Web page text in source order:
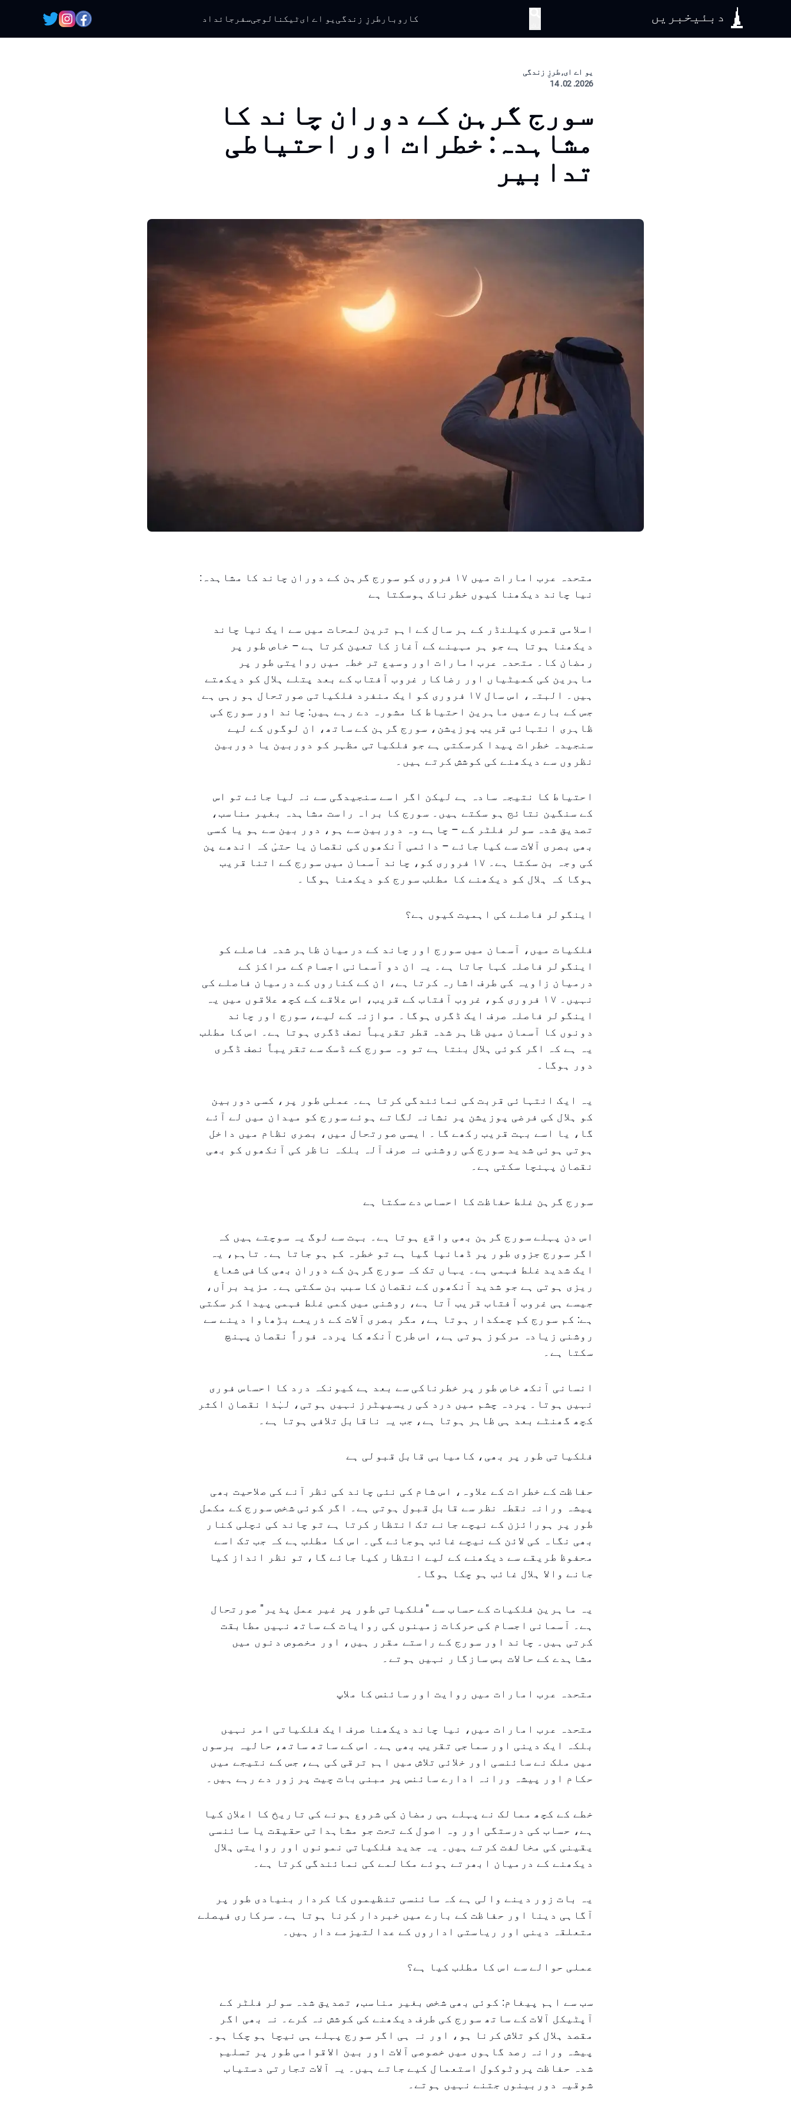
دبئیخبریں کاروبار طرزِ زندگی یو اے ایٹیکنالوجیسفر جائداد
یو اے ای, طرزِ زندگی
2026. 02. 14
سورج گرہن کے دوران چاند کا
مشاہدہ: خطرات اور احتیاطی
تدابیر
متحدہ عرب امارات میں ۱۷ فروری کو سورج گرہن کے دوران چاند کا مشاہدہ:
نیا چاند دیکھنا کیوں خطرناک ہوسکتا ہے
اسلامی قمری کیلنڈر کے ہر سال کے اہم ترین لمحات میں سے ایک نیا چاند
دیکھنا ہوتا ہے جو ہر مہینے کے آغاز کا تعین کرتا ہے – خاص طور پر
رمضان کا۔ متحدہ عرب امارات اور وسیع تر خطہ میں روایتی طور پر
ماہرین کی کمیٹیاں اور رضاکار غروب آفتاب کے بعد پتلے ہلال کو دیکھتے
ہیں۔ البتہ، اس سال ۱۷ فروری کو ایک منفرد فلکیاتی صورتحال ہو رہی ہے
جس کے بارے میں ماہرین احتیاط کا مشورہ دے رہے ہیں: چاند اور سورج کی
ظاہری انتہائی قریب پوزیشن، سورج گرہن کے ساتھ، ان لوگوں کے لیے
سنجیدہ خطرات پیدا کرسکتی ہے جو فلکیاتی مظہر کو دوربین یا دوربین
نظروں سے دیکھنے کی کوشش کرتے ہیں۔
احتیاط کا نتیجہ سادہ ہے لیکن اگر اسے سنجیدگی سے نہ لیا جائے تو اس
کے سنگین نتائج ہو سکتے ہیں۔ سورج کا براہ راست مشاہدہ بغیر مناسب،
تصدیق شدہ سولر فلٹر کے – چاہے وہ دوربین سے ہو، دور بین سے ہو یا کسی
بھی بصری آلات سے کیا جائے – دائمی آنکھوں کی نقصان یا حتیٰ کہ اندھے پن
کی وجہ بن سکتا ہے۔ ۱۷ فروری کو، چاند آسمان میں سورج کے اتنا قریب
ہوگا کہ ہلال کو دیکھنے کا مطلب سورج کو دیکھنا ہوگا۔
اینگولر فاصلے کی اہمیت کیوں ہے؟
فلکیات میں، آسمان میں سورج اور چاند کے درمیان ظاہر شدہ فاصلے کو
اینگولر فاصلہ کہا جاتا ہے۔ یہ ان دو آسمانی اجسام کے مراکز کے
درمیان زاویہ کی طرف اشارہ کرتا ہے، ان کے کناروں کے درمیان فاصلے کی
نہیں۔ ۱۷ فروری کو، غروب آفتاب کے قریب، اس علاقے کے کچھ علاقوں میں یہ
اینگولر فاصلہ صرف ایک ڈگری ہوگا۔ موازنہ کے لیے، سورج اور چاند
دونوں کا آسمان میں ظاہر شدہ قطر تقریباً نصف ڈگری ہوتا ہے۔ اس کا مطلب
یہ ہے کہ اگر کوئی ہلال بنتا ہے تو وہ سورج کے ڈسک سے تقریباً نصف ڈگری
دور ہوگا۔
یہ ایک انتہائی قربت کی نمائندگی کرتا ہے۔ عملی طور پر، کسی دوربین
کو ہلال کی فرضی پوزیشن پر نشانہ لگاتے ہوئے سورج کو میدان میں لے آئے
گا، یا اسے بہت قریب رکھے گا۔ ایسی صورتحال میں، بصری نظام میں داخل
ہوتی ہوئی شدید سورج کی روشنی نہ صرف آلہ بلکہ ناظر کی آنکھوں کو بھی
نقصان پہنچا سکتی ہے۔
سورج گرہن غلط حفاظت کا احساس دے سکتا ہے
اس دن پہلے سورج گرہن بھی واقع ہوتا ہے۔ بہت سے لوگ یہ سوچتے ہیں کہ
اگر سورج جزوی طور پر ڈھانپا گیا ہے تو خطرہ کم ہو جاتا ہے۔ تاہم، یہ
ایک شدید غلط فہمی ہے۔ یہاں تک کہ سورج گرہن کے دوران بھی کافی شعاع
ریزی ہوتی ہے جو شدید آنکھوں کے نقصان کا سبب بن سکتی ہے۔ مزید برآں،
جیسے ہی غروب آفتاب قریب آتا ہے، روشنی میں کمی غلط فہمی پیدا کر سکتی
ہے: کم سورج کم چمکدار ہوتا ہے، مگر بصری آلات کے ذریعے بڑھاوا دینے سے
روشنی زیادہ مرکوز ہوتی ہے، اس طرح آنکھ کا پردہ فوراً نقصان پہنچ
سکتا ہے۔
انسانی آنکھ خاص طور پر خطرناکی سے بعد ہے کیونکہ درد کا احساس فوری
نہیں ہوتا۔ پردہ چشم میں درد کی ریسیپٹرز نہیں ہوتی، لہٰذا نقصان اکثر
کچھ گھنٹے بعد ہی ظاہر ہوتا ہے، جب یہ ناقابل تلافی ہوتا ہے۔
فلکیاتی طور پر بھی، کامیابی قابل قبولی ہے
حفاظت کے خطرات کے علاوہ، اس شام کی نئی چاند کی نظر آنے کی صلاحیت بھی
پیشہ ورانہ نقطہ نظر سے قابل قبول ہوتی ہے۔ اگر کوئی شخص سورج کے مکمل
طور پر ہورائزن کے نیچے جانے تک انتظار کرتا ہے تو چاند کی نچلی کنار
بھی نگاہ کی لائن کے نیچے غائب ہوجائے گی۔ اس کا مطلب ہے کہ جب تک اسے
محفوظ طریقے سے دیکھنے کے لیے انتظار کیا جائے گا، تو نظر انداز کیا
جانے والا ہلال غائب ہو چکا ہوگا۔
یہ ماہرین فلکیات کے حساب سے "فلکیاتی طور پر غیر عمل پذیر" صورتحال
ہے۔ آسمانی اجسام کی حرکات زمینوں کی روایات کے ساتھ نہیں مطابقت
کرتی ہیں۔ چاند اور سورج کے راستے مقرر ہیں، اور مخصوص دنوں میں
مشاہدے کے حالات بس سازگار نہیں ہوتے۔
متحدہ عرب امارات میں روایت اور سائنس کا ملاپ
متحدہ عرب امارات میں، نیا چاند دیکھنا صرف ایک فلکیاتی امر نہیں
بلکہ ایک دینی اور سماجی تقریب بھی ہے۔ اس کے ساتھ ساتھ، حالیہ برسوں
میں ملک نے سائنسی اور خلائی تلاش میں اہم ترقی کی ہے، جس کے نتیجے میں
حکام اور پیشہ ورانہ ادارے سائنس پر مبنی بات چیت پر زور دے رہے ہیں۔
خطے کے کچھ ممالک نے پہلے ہی رمضان کی شروع ہونے کی تاریخ کا اعلان کیا
ہے، حساب کی درستگی اور وہ اصول کے تحت جو مشاہداتی حقیقت یا سائنسی
یقینی کی مخالفت کرتے ہیں۔ یہ جدید فلکیاتی نمونوں اور روایتی ہلال
دیکھنے کے درمیان ابھرتے ہوئے مکالمے کی نمائندگی کرتا ہے۔
یہ بات زور دینے والی ہے کہ سائنسی تنظیموں کا کردار بنیادی طور پر
آگاہی دینا اور حفاظت کے بارے میں خبردار کرنا ہوتا ہے۔ سرکاری فیصلے
متعلقہ دینی اور ریاستی اداروں کے عدالتی⁠زمے دار ہیں۔
عملی حوالے سے اس کا مطلب کیا ہے؟
سب سے اہم پیغام: کوئی بھی شخص بغیر مناسب، تصدیق شدہ سولر فلٹر کے
آپٹیکل آلات کے ساتھ سورج کی طرف دیکھنے کی کوشش نہ کرے۔ نہ بھی اگر
مقصد ہلال کو تلاش کرنا ہو، اور نہ ہی اگر سورج پہلے ہی نیچا ہو چکا ہو۔
پیشہ ورانہ رصد گاہوں میں خصوصی آلات اور بین الاقوامی طور پر تسلیم
شدہ حفاظت پروٹوکول استعمال کیے جاتے ہیں۔ یہ آلات تجارتی دستیاب
شوقیہ دوربینوں جتنے نہیں ہوتے۔